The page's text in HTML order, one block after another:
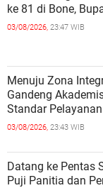
ke 81 di Bone,
03/08/2026, 23:47 WIB
Menuju Zona
Gandeng
Standar Pelayanan
03/08/2026, 23:43 WIB
Datang ke Pentas
Puji Panitia dan